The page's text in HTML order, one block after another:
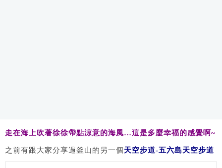
走在海上吹著徐徐帶點涼意的海風…這是多麼幸福的感覺啊~
之前有跟大家分享過釜山的另一個 天空步道-五六島天空步道